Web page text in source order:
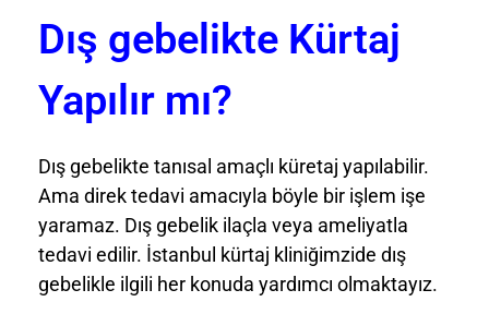
Dış gebelikte Kürtaj
Yapılır mı?
Dış gebelikte tanısal amaçlı küretaj yapılabilir.
Ama direk tedavi amacıyla böyle bir işlem işe
yaramaz. Dış gebelik ilaçla veya ameliyatla
tedavi edilir. İstanbul kürtaj kliniğimzide dış
gebelikle ilgili her konuda yardımcı olmaktayız.